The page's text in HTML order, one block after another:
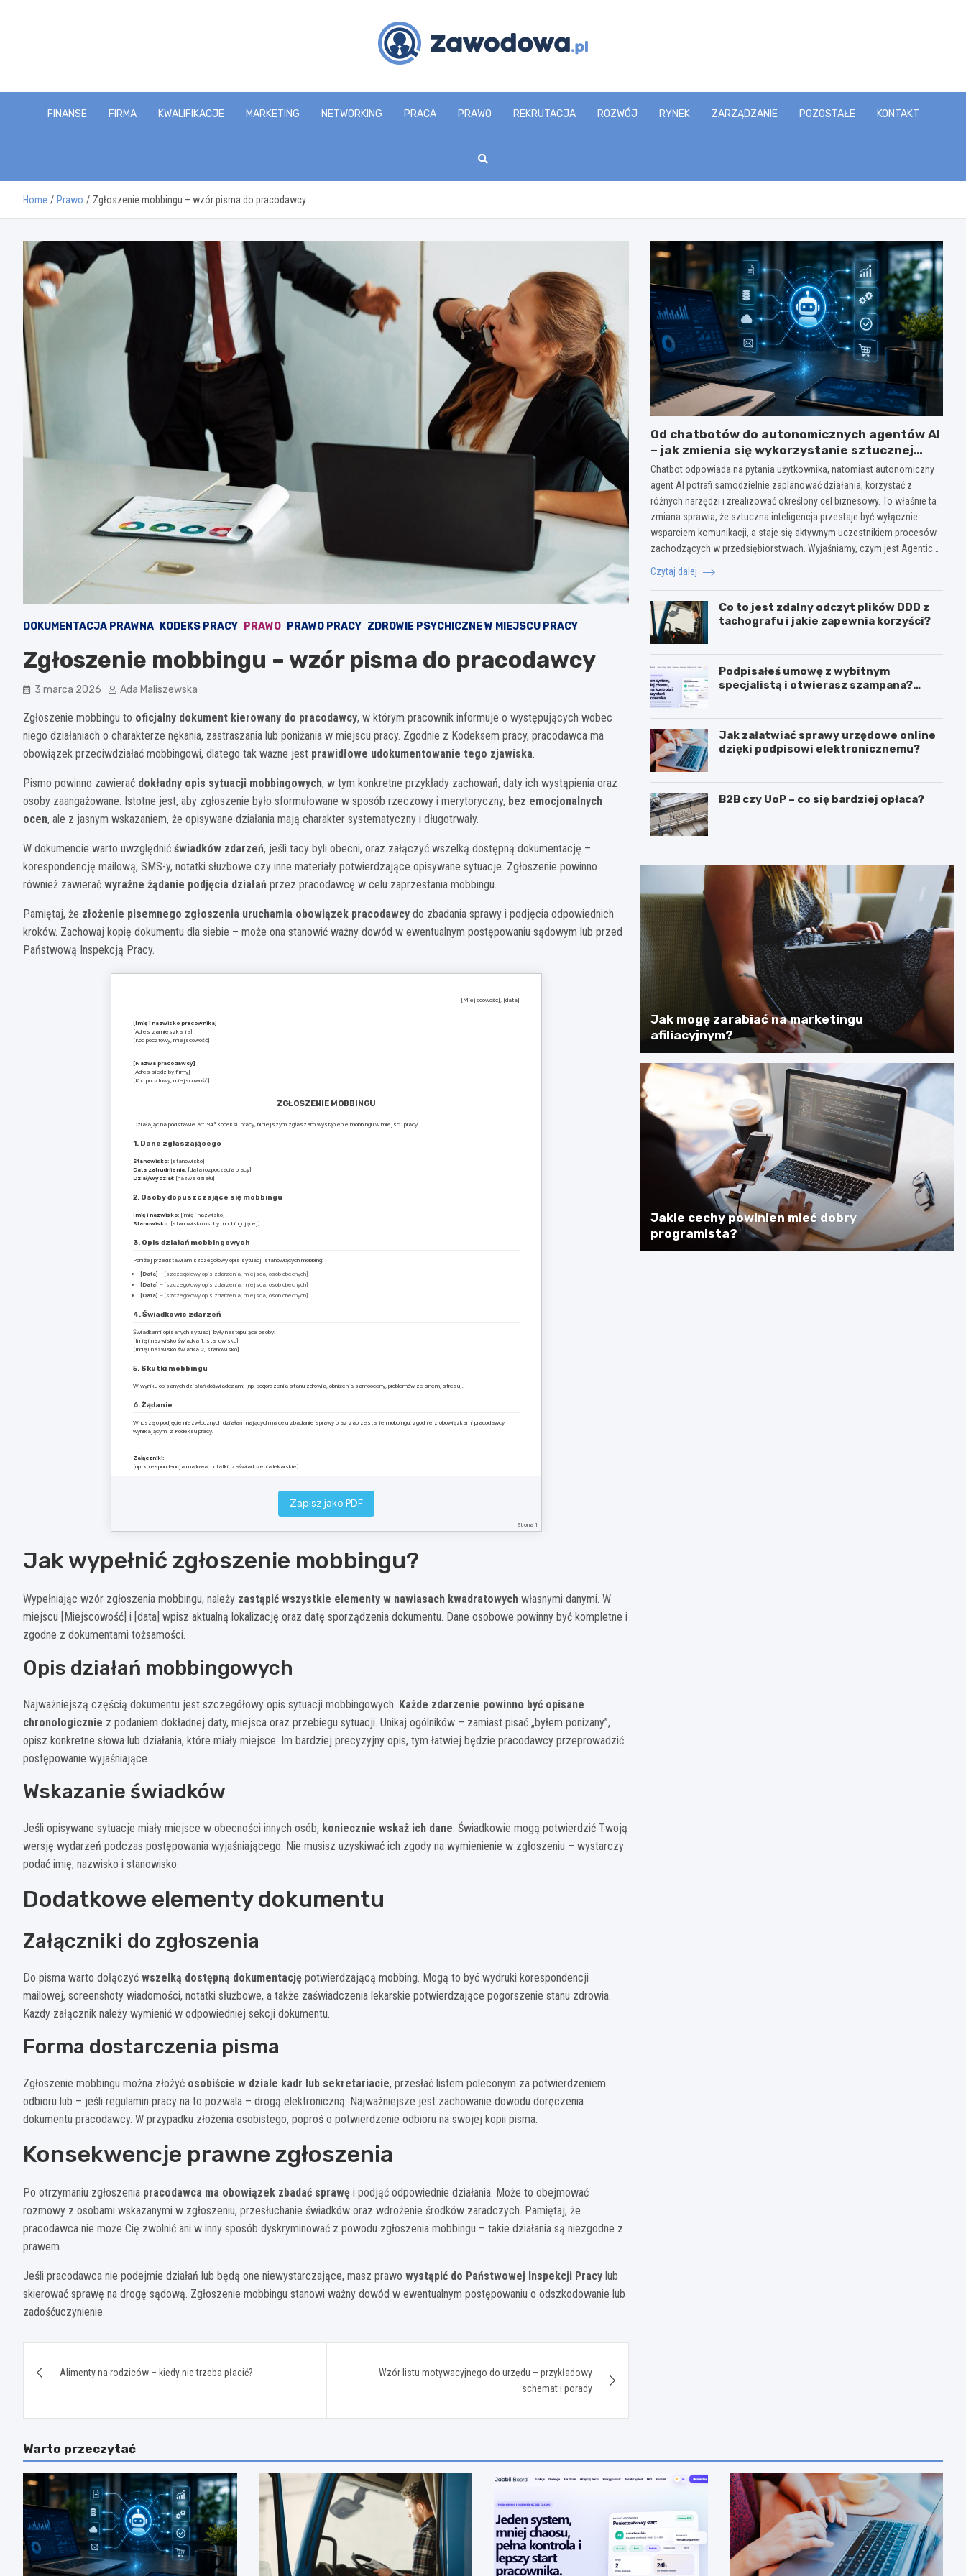
zawodowa.pl
FINANSE FIRMA KWALIFIKACJE MARKETING NETWORKING PRACA PRAWO REKRUTACJA ROZWÓJ RYNEK ZARZĄDZANIE POZOSTAŁE KONTAKT
Home Prawo Zgłoszenie mobbingu – wzór pisma do pracodawcy
DOKUMENTACJA PRAWNA KODEKS PRACY PRAWO PRAWO PRACY ZDROWIE PSYCHICZNE W MIEJSCU PRACY
Zgłoszenie mobbingu – wzór pisma do pracodawcy
3 marca 2026 Ada Maliszewska
Zgłoszenie mobbingu to oficjalny dokument kierowany do pracodawcy, w którym pracownik informuje o występujących wobec
niego działaniach o charakterze nękania, zastraszania lub poniżania w miejscu pracy. Zgodnie z Kodeksem pracy, pracodawca ma
obowiązek przeciwdziałać mobbingowi, dlatego tak ważne jest prawidłowe udokumentowanie tego zjawiska.
Pismo powinno zawierać dokładny opis sytuacji mobbingowych, w tym konkretne przykłady zachowań, daty ich wystąpienia oraz
osoby zaangażowane. Istotne jest, aby zgłoszenie było sformułowane w sposób rzeczowy i merytoryczny, bez emocjonalnych
ocen, ale z jasnym wskazaniem, że opisywane działania mają charakter systematyczny i długotrwały.
W dokumencie warto uwzględnić świadków zdarzeń, jeśli tacy byli obecni, oraz załączyć wszelką dostępną dokumentację –
korespondencję mailową, SMS-y, notatki służbowe czy inne materiały potwierdzające opisywane sytuacje. Zgłoszenie powinno
również zawierać wyraźne żądanie podjęcia działań przez pracodawcę w celu zaprzestania mobbingu.
Pamiętaj, że złożenie pisemnego zgłoszenia uruchamia obowiązek pracodawcy do zbadania sprawy i podjęcia odpowiednich
kroków. Zachowaj kopię dokumentu dla siebie – może ona stanowić ważny dowód w ewentualnym postępowaniu sądowym lub przed
Państwową Inspekcją Pracy.
[Miejscowość], [data]
[Imię i nazwisko pracownika]
[Adres zamieszkania]
[Kod pocztowy, miejscowość]
[Nazwa pracodawcy]
[Adres siedziby firmy]
[Kod pocztowy, miejscowość]
ZGŁOSZENIE MOBBINGU
Działając na podstawie art. 94³ Kodeksu pracy, niniejszym zgłaszam wystąpienie mobbingu w miejscu pracy.
1. Dane zgłaszającego
Stanowisko:[stanowisko]
Data zatrudnienia:[data rozpoczęcia pracy]
Dział/Wydział:[nazwa działu]
2. Osoby dopuszczające się mobbingu
Imię i nazwisko:[imię i nazwisko]
Stanowisko:[stanowisko osoby mobbingującej]
3. Opis działań mobbingowych
Poniżej przedstawiam szczegółowy opis sytuacji stanowiących mobbing:
[Data] – [szczegółowy opis zdarzenia, miejsca, osób obecnych]
[Data] – [szczegółowy opis zdarzenia, miejsca, osób obecnych]
[Data] – [szczegółowy opis zdarzenia, miejsca, osób obecnych]
4. Świadkowie zdarzeń
Świadkami opisanych sytuacji były następujące osoby:
[Imię i nazwisko świadka 1, stanowisko]
[Imię i nazwisko świadka 2, stanowisko]
5. Skutki mobbingu
W wyniku opisanych działań doświadczam: [np. pogorszenia stanu zdrowia, obniżenia samooceny, problemów ze snem, stresu].
6. Żądanie
Wnoszę o podjęcie niezwłocznych działań mających na celu zbadanie sprawy oraz zaprzestanie mobbingu, zgodnie z obowiązkami pracodawcy
wynikającymi z Kodeksu pracy.
Załączniki:
[np. korespondencja mailowa, notatki, zaświadczenia lekarskie]
Strona 1
Zapisz jako PDF
Jak wypełnić zgłoszenie mobbingu?
Wypełniając wzór zgłoszenia mobbingu, należy zastąpić wszystkie elementy w nawiasach kwadratowych własnymi danymi. W
miejscu [Miejscowość] i [data] wpisz aktualną lokalizację oraz datę sporządzenia dokumentu. Dane osobowe powinny być kompletne i
zgodne z dokumentami tożsamości.
Opis działań mobbingowych
Najważniejszą częścią dokumentu jest szczegółowy opis sytuacji mobbingowych. Każde zdarzenie powinno być opisane
chronologicznie z podaniem dokładnej daty, miejsca oraz przebiegu sytuacji. Unikaj ogólników – zamiast pisać „byłem poniżany”,
opisz konkretne słowa lub działania, które miały miejsce. Im bardziej precyzyjny opis, tym łatwiej będzie pracodawcy przeprowadzić
postępowanie wyjaśniające.
Wskazanie świadków
Jeśli opisywane sytuacje miały miejsce w obecności innych osób, koniecznie wskaż ich dane. Świadkowie mogą potwierdzić Twoją
wersję wydarzeń podczas postępowania wyjaśniającego. Nie musisz uzyskiwać ich zgody na wymienienie w zgłoszeniu – wystarczy
podać imię, nazwisko i stanowisko.
Dodatkowe elementy dokumentu
Załączniki do zgłoszenia
Do pisma warto dołączyć wszelką dostępną dokumentację potwierdzającą mobbing. Mogą to być wydruki korespondencji
mailowej, screenshoty wiadomości, notatki służbowe, a także zaświadczenia lekarskie potwierdzające pogorszenie stanu zdrowia.
Każdy załącznik należy wymienić w odpowiedniej sekcji dokumentu.
Forma dostarczenia pisma
Zgłoszenie mobbingu można złożyć osobiście w dziale kadr lub sekretariacie, przesłać listem poleconym za potwierdzeniem
odbioru lub – jeśli regulamin pracy na to pozwala – drogą elektroniczną. Najważniejsze jest zachowanie dowodu doręczenia
dokumentu pracodawcy. W przypadku złożenia osobistego, poproś o potwierdzenie odbioru na swojej kopii pisma.
Konsekwencje prawne zgłoszenia
Po otrzymaniu zgłoszenia pracodawca ma obowiązek zbadać sprawę i podjąć odpowiednie działania. Może to obejmować
rozmowy z osobami wskazanymi w zgłoszeniu, przesłuchanie świadków oraz wdrożenie środków zaradczych. Pamiętaj, że
pracodawca nie może Cię zwolnić ani w inny sposób dyskryminować z powodu zgłoszenia mobbingu – takie działania są niezgodne z
prawem.
Jeśli pracodawca nie podejmie działań lub będą one niewystarczające, masz prawo wystąpić do Państwowej Inspekcji Pracy lub
skierować sprawę na drogę sądową. Zgłoszenie mobbingu stanowi ważny dowód w ewentualnym postępowaniu o odszkodowanie lub
zadośćuczynienie.
wpisuAlimenty na rodziców – kiedy nie trzeba płacić?
Wzór listu motywacyjnego do urzędu – przykładowy
schemat i porady
Od chatbotów do autonomicznych agentów AI
– jak zmienia się wykorzystanie sztucznej
inteligencji w biznesie?
Chatbot odpowiada na pytania użytkownika, natomiast autonomiczny
agent AI potrafi samodzielnie zaplanować działania, korzystać z
różnych narzędzi i zrealizować określony cel biznesowy. To właśnie ta
zmiana sprawia, że sztuczna inteligencja przestaje być wyłącznie
wsparciem komunikacji, a staje się aktywnym uczestnikiem procesów
zachodzących w przedsiębiorstwach. Wyjaśniamy, czym jest Agentic…
Czytaj dalej
Co to jest zdalny odczyt plików DDD z
tachografu i jakie zapewnia korzyści?
Podpisałeś umowę z wybitnym
specjalistą i otwierasz szampana?
Jak załatwiać sprawy urzędowe online
dzięki podpisowi elektronicznemu?
B2B czy UoP – co się bardziej opłaca?
Jak mogę zarabiać na marketingu
afiliacyjnym?
Jakie cechy powinien mieć dobry
programista?
Warto przeczytać